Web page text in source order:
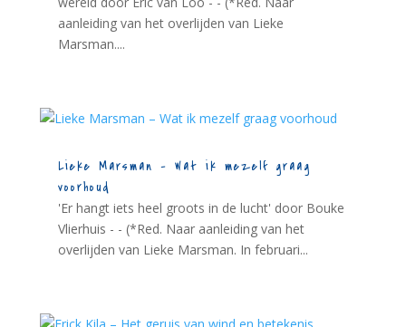
aanleiding van het overlijden van Lieke
Marsman....
Lieke Marsman – Wat ik mezelf graag
voorhoud
'Er hangt iets heel groots in de lucht' door Bouke
Vlierhuis - - (*Red. Naar aanleiding van het
overlijden van Lieke Marsman. In februari...